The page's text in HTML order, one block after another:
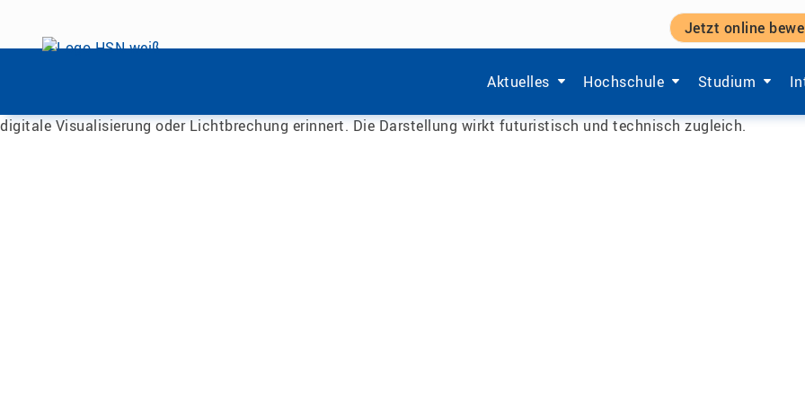
Jetzt online
Aktuelles
Zeige Menü-Unterpunkte von 'Aktuelles'.
Hochschule
Zeige Menü-Unterpunkte von
Studium
Zeige Menü-
Home|Unsere HSN|Fachbereich Ingenieurwissenschaften|Labore|CAD / CAE